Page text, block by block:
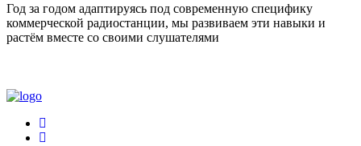
Год за годом адаптируясь под современную специфику
коммерческой радиостанции, мы развиваем эти навыки и
растём вместе со своими слушателями